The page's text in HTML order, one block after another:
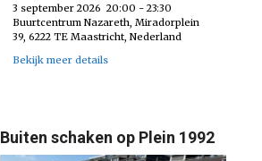
3 september 2026 20:00 -23:30
Buurtcentrum Nazareth, Miradorplein
39, 6222 TE Maastricht, Nederland
Bekijk meer details
Buiten schaken op Plein 1992